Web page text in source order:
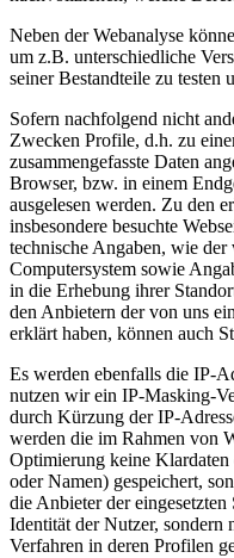
Neben der Webanalyse
um z.B. unterschiedliche
seiner Bestandteile zu testen
Sofern nachfolgend nicht
Zwecken Profile, d.h. zu
zusammengefasste Daten
Browser, bzw. in einem
ausgelesen werden. Zu den
insbesondere besuchte
technische Angaben, wie
Computersystem sowie
in die Erhebung ihrer
den Anbietern der von uns
erklärt haben, können auch
Es werden ebenfalls die IP-
nutzen wir ein IP-Masking-
durch Kürzung der IP-
werden die im Rahmen von
Optimierung keine
oder Namen) gespeichert,
die Anbieter der
Identität der Nutzer,
Verfahren in deren Profilen